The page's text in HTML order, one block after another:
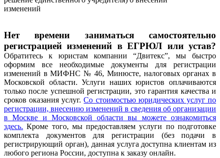
изменений
Нет времени заниматься самостоятельно
регистрацией изменений в ЕГРЮЛ или устав?
Обратитесь к юристам компании “Двитекс”, мы быстро
оформим все необходимые документы для регистрации
изменений в МИФНС № 46, Минюсте, налоговых органах в
Московской области. Услуги наших юристов оплачиваются
только после успешной регистрации, это гарантия качества и
сроков оказания услуг.Со стоимостью юридических услуг по
регистрации, внесению изменений в сведения об организации
в Москве и Московской области вы можете ознакомиться
здесь. Кроме того, мы предоставляем услуги по подготовке
комплекта документов для регистрации (без подачи в
регистрирующий орган), данная услуга доступна клиентам из
любого региона России, доступна к заказу онлайн.